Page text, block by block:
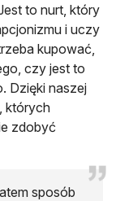
to nurt, który
i uczy
kupować,
czy jest to
Dzięki naszej
których
zdobyć
sposób